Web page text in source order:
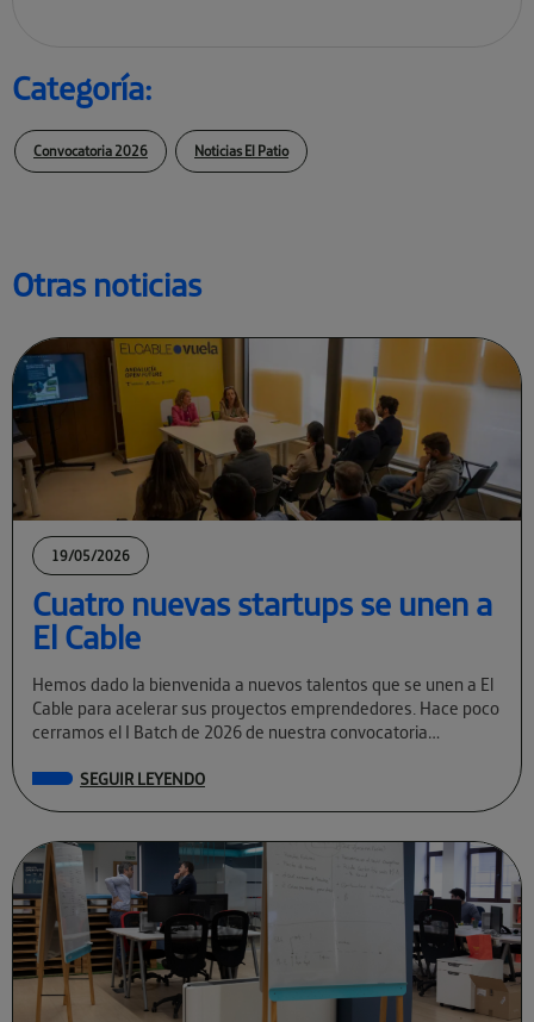
Otras noticias
19/05/2026
Cuatro nuevas startups se unen a
El Cable
Hemos dado la bienvenida a nuevos talentos que se unen a El
Cable para acelerar sus proyectos emprendedores. Hace poco
cerramos el I Batch de 2026 de nuestra convocatoria
SEGUIR LEYENDO
Categoría:
Convocatoria 2026 Noticias El Patio